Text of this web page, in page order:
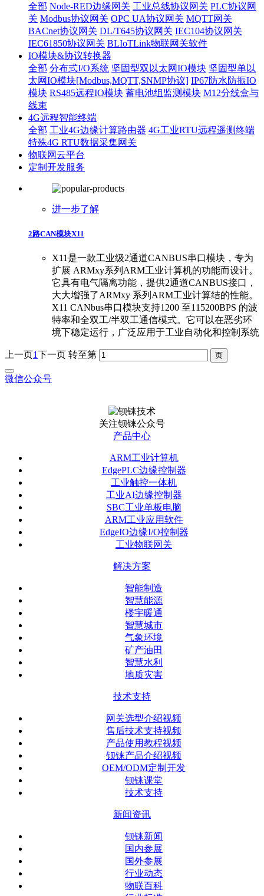
全部 Node-RED边缘网关 工业总线协议网关 PLC协议网
关 Modbus协议网关 OPC UA协议网关 MQTT网关
BACnet协议网关 DL/T645协议网关 IEC104协议网关
IEC61850协议网关 BLIoTLink物联网关软件
IO模块&协议转换器
全部 分布式I/O系统 坚固型双以太网IO模块 坚固型单以
太网IO模块[Modbus,MQTT,SNMP协议] IP67防水防振IO
模块 RS485远程IO模块 蓄电池组监测模块 M12分线盒与
线束
4G远程智能终端
全部 工业4G边缘计算路由器 4G工业RTU远程遥测终端
特殊4G RTU数据采集网关
物联网云平台
定制开发服务
进一步了解
2路CAN模块X11
X11是一款工业级2通道CANBUS串口模块，专为
扩展 ARMxy系列ARM工业计算机的功能而设计。
它具有电气隔离功能，提供2通道CANBUS接口，
大大增强了ARMxy 系列ARM工业计算结的性能。
X11 CANbus串口模块支持1200 至115200BPS 的波
特率和全双工/半双工通信模式。它可以在恶劣环
境下稳定运行，广泛应用于工业自动化和控制系统
上一页1下一页 转至第
微信公众号
关注钡铼公众号
产品中心
ARM工业计算机
EdgePLC边缘控制器
工业触控一体机
工业AI边缘控制器
SBC工业单板电脑
ARM工业应用软件
EdgeIO边缘I/O控制器
工业物联网关
解决方案
智能制造
智慧能源
楼宇暖通
智慧城市
气象环境
矿产油田
智慧水利
地质灾害
技术支持
网关选型介绍视频
售后技术支持视频
产品使用教程视频
钡铼产品介绍视频
OEM/ODM定制开发
钡铼课堂
技术支持
新闻资讯
钡铼新闻
国内参展
国外参展
行业动态
物联百科